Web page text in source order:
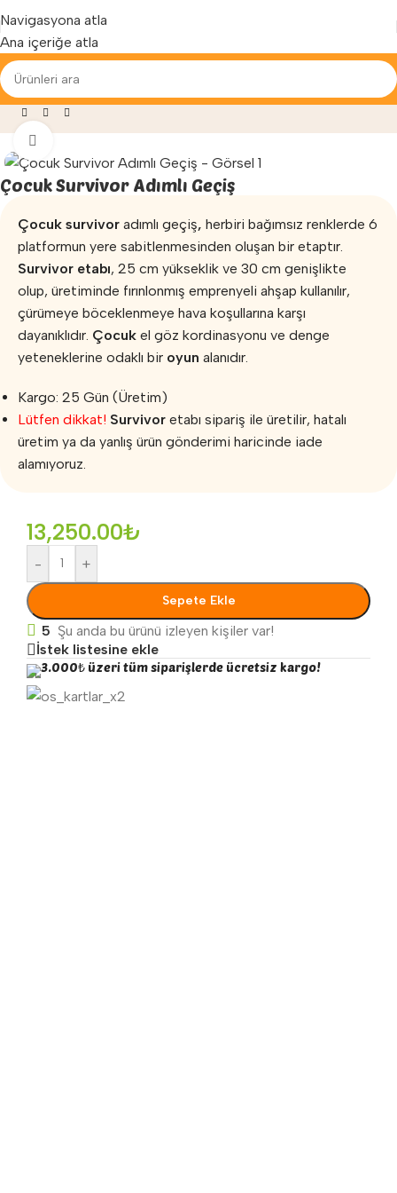
Navigasyona atla
Ana içeriğe atla
Yenilenen arayüzümüz ile hizmetinizdeyiz...
Survivor Çocuk Parkı Etapları
Çocuk Survivor Adımlı Geçiş
Çocuk survivor adımlı geçiş, herbiri bağımsız renklerde 6
platformun yere sabitlenmesinden oluşan bir etaptır.
Survivor etabı, 25 cm yükseklik ve 30 cm genişlikte
olup, üretiminde fırınlonmış emprenyeli ahşap kullanılır,
çürümeye böceklenmeye hava koşullarına karşı
dayanıklıdır. Çocuk el göz kordinasyonu ve denge
yeteneklerine odaklı bir oyun alanıdır.
Kargo: 25 Gün (Üretim)
Lütfen dikkat! Survivor etabı sipariş ile üretilir, hatalı
üretim ya da yanlış ürün gönderimi haricinde iade
alamıyoruz.
13,250.00₺
- +
Sepete Ekle
5 Şu anda bu ürünü izleyen kişiler var!
İstek listesine ekle
3.000₺ üzeri tüm siparişlerde ücretsiz kargo!